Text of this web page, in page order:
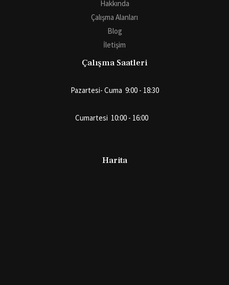
Hakkında
Çalışma Alanları
Blog
İletişim
Çalışma Saatleri
Pazartesi- Cuma 9:00 - 18:30
Cumartesi 10:00 - 16:00
Harita